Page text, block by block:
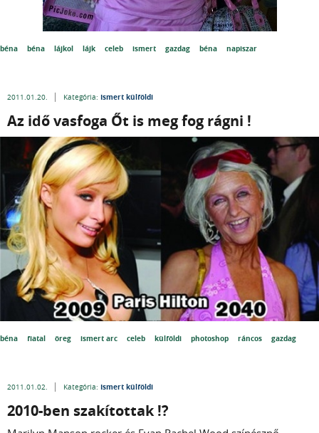
béna béna lájkol lájk celeb ismert gazdag béna napiszar
2011.01.20. Kategória: Ismert külföldi
Az idő vasfoga Őt is meg fog rágni !
béna fiatal öreg ismert arc celeb külföldi photoshop ráncos gazdag
2011.01.02. Kategória: Ismert külföldi
2010-ben szakítottak !?